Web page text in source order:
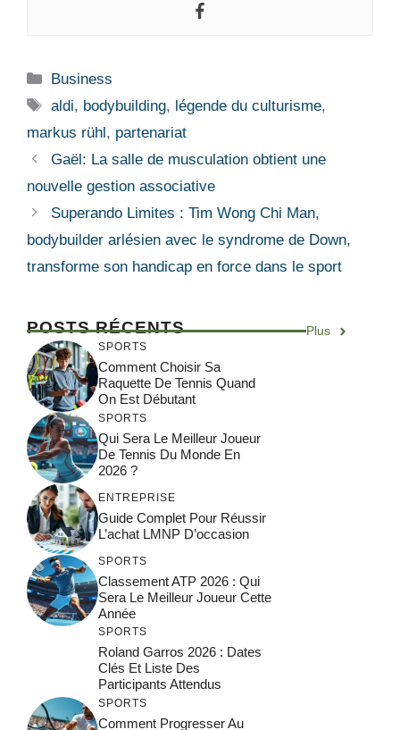
Catégories
Business
Étiquettes
aldi, bodybuilding, légende du culturisme,
markus rühl , partenariat
Gaël: La salle de musculation obtient une
nouvelle gestion associative
Superando Limites : Tim Wong Chi Man,
bodybuilder arlésien avec le syndrome de Down,
transforme son handicap en force dans le sport
POSTS RÉCENTS Plus
SPORTS
Comment Choisir Sa
Raquette De Tennis Quand
On Est Débutant
SPORTS
Qui Sera Le Meilleur Joueur
De Tennis Du Monde En
2026 ?
ENTREPRISE
Guide Complet Pour Réussir
L’achat LMNP D’occasion
SPORTS
Classement ATP 2026 : Qui
Sera Le Meilleur Joueur Cette
Année
SPORTS
Roland Garros 2026 : Dates
Clés Et Liste Des
Participants Attendus
SPORTS
Comment Progresser Au